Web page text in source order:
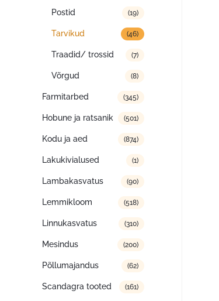
Postid (19)
Tarvikud (46)
Traadid/ trossid (7)
Võrgud (8)
Farmitarbed (345)
Hobune ja ratsanik (501)
Kodu ja aed (874)
Lakukivialused (1)
Lambakasvatus (90)
Lemmikloom (518)
Linnukasvatus (310)
Mesindus (200)
Põllumajandus (62)
Scandagra tooted (161)